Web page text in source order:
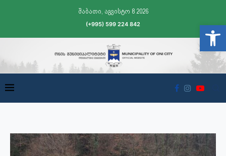
შაბათი, აგვისტო 8 2026
(+995) 599 224 842